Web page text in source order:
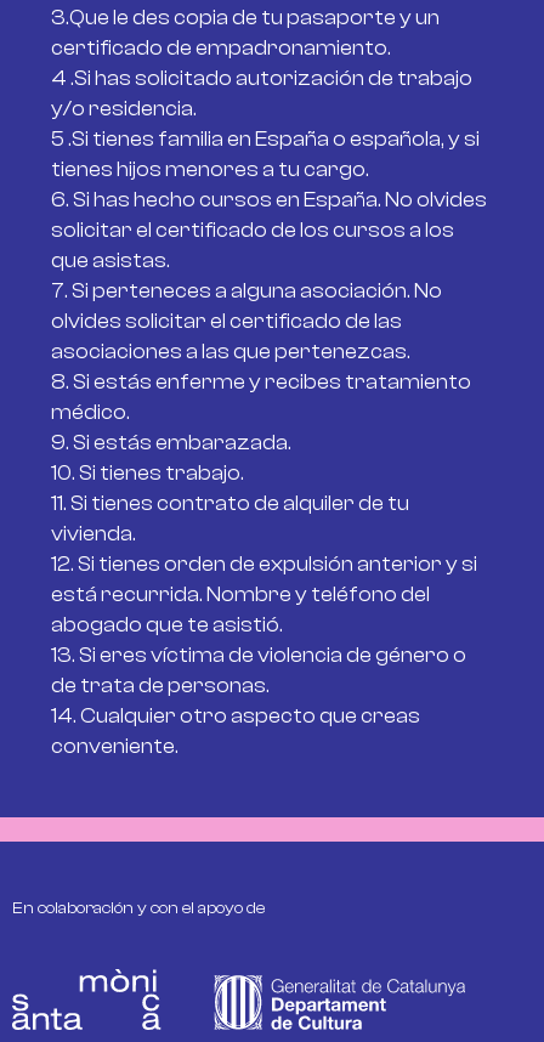
3.Que le des copia de tu pasaporte y un
certificado de empadronamiento.
4 .Si has solicitado autorización de trabajo
y/o residencia.
5 .Si tienes familia en España o española, y si
tienes hijos menores a tu cargo.
6. Si has hecho cursos en España. No olvides
solicitar el certificado de los cursos a los
que asistas.
7. Si perteneces a alguna asociación. No
olvides solicitar el certificado de las
asociaciones a las que pertenezcas.
8. Si estás enferme y recibes tratamiento
médico.
9. Si estás embarazada.
10. Si tienes trabajo.
11. Si tienes contrato de alquiler de tu
vivienda.
12. Si tienes orden de expulsión anterior y si
está recurrida. Nombre y teléfono del
abogado que te asistió.
13. Si eres víctima de violencia de género o
de trata de personas.
14. Cualquier otro aspecto que creas
conveniente.
En colaboración y con el apoyo de